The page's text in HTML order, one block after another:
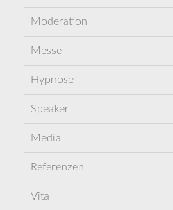
Moderation
Messe
Hypnose
Speaker
Media
Referenzen
Vita